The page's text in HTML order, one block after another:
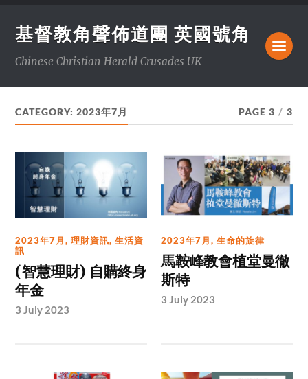
基督教角聲佈道團 英國號角
Chinese Christian Herald Crusades UK
CATEGORY:2023年7月 PAGE 3 / 3
2023年7月,理財資訊,生活資
訊
(智慧理財) 自購終身
年金
3 July 2023
2023年7月,生命的旋律
馬鞍峰教會植堂曼徹
斯特
3 July 2023